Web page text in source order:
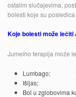
ostalim slučajevima,
bolesti koje su
Koje bolesti može lečiti
Jumeiho terapija može
Lumbago;
Išijas;
Bol u zglobovima